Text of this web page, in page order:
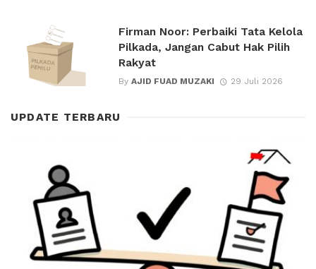
Firman Noor: Perbaiki Tata Kelola
Pilkada, Jangan Cabut Hak Pilih
Rakyat
By AJID FUAD MUZAKI 29 Juli 2026
UPDATE TERBARU